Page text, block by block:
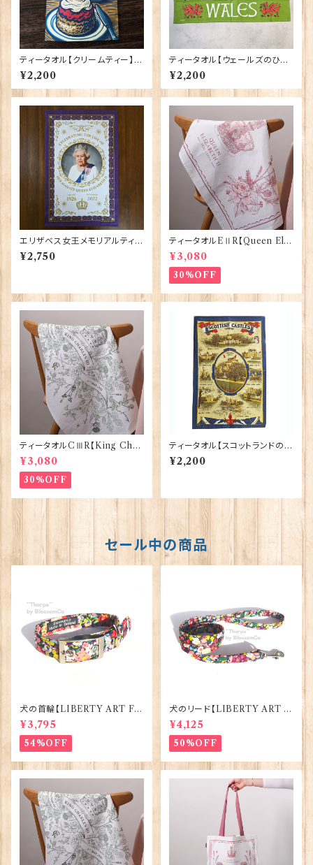
ティータオル【クリームティー】El
gate Products 50001-X
¥2,200
ティータオル【ウェールズのひつ
じ】Elgate Products 50001-
C
¥2,200
エリザベス女王メモリアルティー
タオル【EⅡR】Elgate 50130
¥2,750
ティータオルEⅡR【Queen Eliz
abethⅡ Commemorative】V
ictoria Eggs 50128
¥3,080
30%OFF
ティータオルCⅢR【King Char
lesⅢ Coronation】Victoria
Eggs 50129
¥3,080
30%OFF
ティータオル【スコットランドのお
城】Glen Appin of Scotland
50001-V(TT0860)
¥2,200
セール中の商品
犬の首輪【LIBERTY ART FA
BRIC=Thorpe】BlossomCo
90295
¥3,795
54%OFF
犬のリード【LIBERTY ART F
ABRIC=Thorpe】BlossomC
o 90294
¥4,125
50%OFF